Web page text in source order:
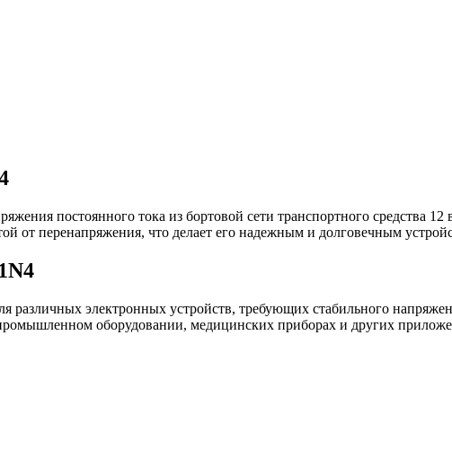
постоянного тока из бортовой сети транспортного средства 12
от перенапряжения, что делает его надежным и долговечным
различных электронных устройств, требующих стабильного
оборудовании, медицинских приборах и других